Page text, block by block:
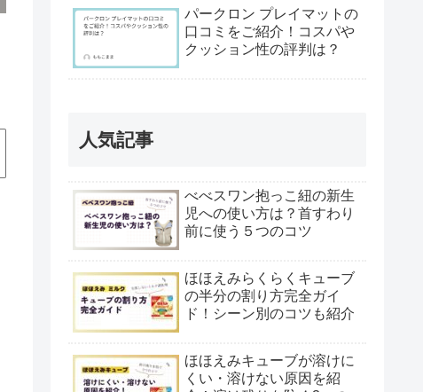
パークロン プレイマットの
口コミをご紹介！コスパや
クッション性の評判は？
人気記事
べべスワン抱っこ紐の新生
児への使い方は？首すわり
前に使う５つのコツ
ほほえみらくらくキューブ
の半分の割り方完全ガイ
ド！シーン別のコツも紹介
ほほえみキューブが溶けに
くい・溶けない原因を紹